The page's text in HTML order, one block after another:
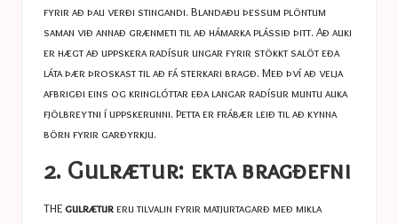
fyrir að þau verði stingandi. Blandaðu þessum plöntum
saman við annað grænmeti til að hámarka plássið þitt. Að auki
er hægt að uppskera radísur ungar fyrir stökkt salöt eða
láta þær þroskast til að fá sterkari bragð. Með því að velja
afbrigði eins og kringlóttar eða langar radísur muntu auka
fjölbreytni í uppskerunni. Þetta er frábær leið til að kynna
börn fyrir garðyrkju.
2. Gulrætur: ekta bragðefni
THE gulrætureru tilvalin fyrir matjurtagarð með mikla